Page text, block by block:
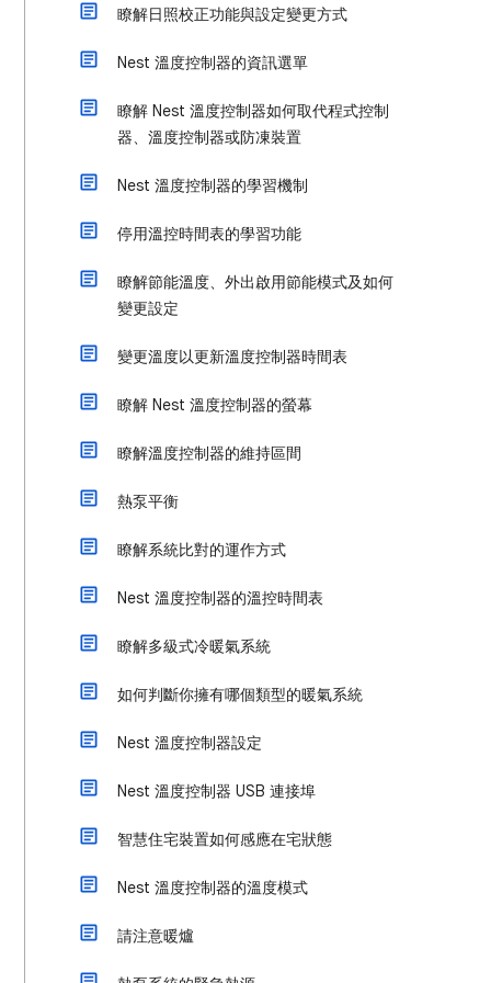
瞭解日照校正功能與設定變更方式
Nest 溫度控制器的資訊選單
瞭解 Nest 溫度控制器如何取代程式控制
器、溫度控制器或防凍裝置
Nest 溫度控制器的學習機制
停用溫控時間表的學習功能
瞭解節能溫度、外出啟用節能模式及如何
變更設定
變更溫度以更新溫度控制器時間表
瞭解 Nest 溫度控制器的螢幕
瞭解溫度控制器的維持區間
熱泵平衡
瞭解系統比對的運作方式
Nest 溫度控制器的溫控時間表
瞭解多級式冷暖氣系統
如何判斷你擁有哪個類型的暖氣系統
Nest 溫度控制器設定
Nest 溫度控制器 USB 連接埠
智慧住宅裝置如何感應在宅狀態
Nest 溫度控制器的溫度模式
請注意暖爐